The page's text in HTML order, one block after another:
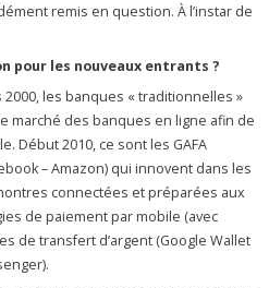
remis en question. À l’instar de
pour les nouveaux entrants ?
les banques « traditionnelles »
marché des banques en ligne afin de
Début 2010, ce sont les GAFA
– Amazon) qui innovent dans les
connectées et préparées aux
de paiement par mobile (avec
de transfert d’argent (Google Wallet